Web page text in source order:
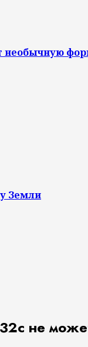
необычную
Земли
не